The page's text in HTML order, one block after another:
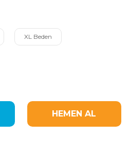
XL Beden
HEMEN AL